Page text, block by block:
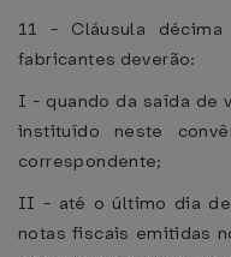
11 - Cláusula décima
fabricantes deverão:
I - quando da saída de
instituído neste
correspondente;
II - até o último dia de
notas fiscais emitidas